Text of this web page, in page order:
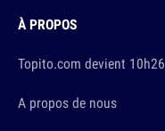
À PROPOS
Topito.com devient 10h26
A propos de nous